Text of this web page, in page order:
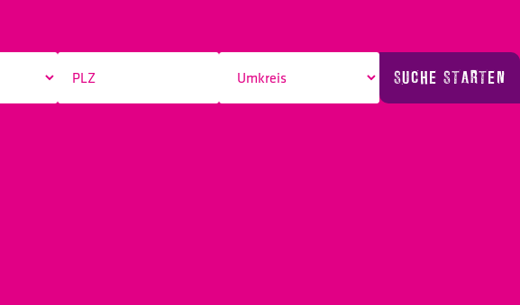
SUCHE STARTEN